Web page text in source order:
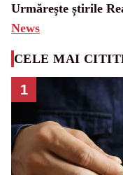
Urmărește știrile
News
CELE MAI
1